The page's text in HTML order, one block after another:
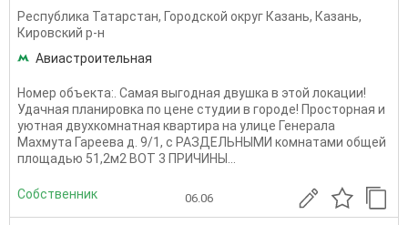
Республика Татарстан, Городской округ Казань, Казань,
Кировский р-н
Авиастроительная
Номер объекта:. Самая выгодная двушка в этой локации!
Удачная планировка по цене студии в городе! Просторная и
уютная двухкомнатная квартира на улице Генерала
Махмута Гареева д. 9/1, с РАЗДЕЛЬНЫМИ комнатами общей
площадью 51,2м2 ВОТ 3 ПРИЧИНЫ...
Собственник 06.06